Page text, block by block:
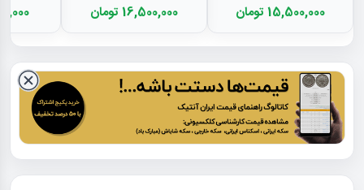
15,500,000 تومان 16,500,000 تومان